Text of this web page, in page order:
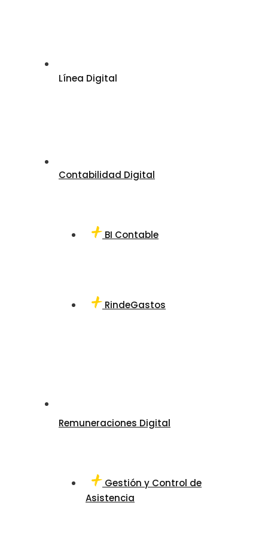
Línea Digital
Contabilidad Digital
BI Contable
RindeGastos
Remuneraciones Digital
Gestión y Control de
Asistencia